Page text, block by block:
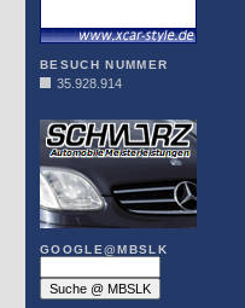
BESUCH NUMMER
35.928.914
GOOGLE@MBSLK